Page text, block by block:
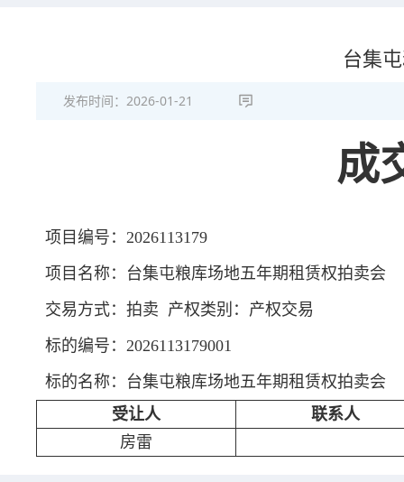
台集
发布时间： 2026-01-21
成
项目编号：2026113179
项目名称：台集屯粮库场地五年期租赁权拍卖会
交易方式：拍卖 产权类别：产权交易
标的编号：2026113179001
标的名称：台集屯粮库场地五年期租赁权拍卖会
受让人
联系人
房雷